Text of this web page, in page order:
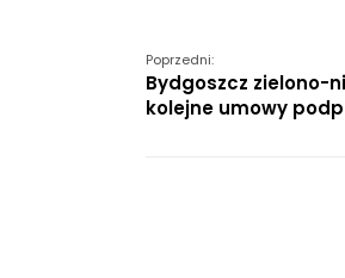
Poprzedni:
Bydgoszcz zielono-
kolejne umowy